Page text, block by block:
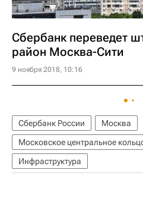
Сбербанк переведет
район Москва-Сити
9 ноября 2018, 10:16
Сбербанк России
Москва
Московское центральное
Инфраструктура